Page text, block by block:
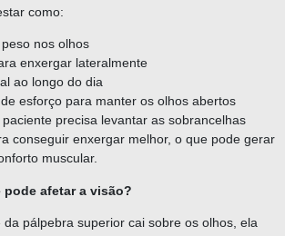
como:
nos olhos
enxergar lateralmente
ao longo do dia
esforço para manter os olhos abertos
precisa levantar as sobrancelhas
conseguir enxergar melhor, o que pode gerar
muscular.
pode afetar a visão?
pálpebra superior cai sobre os olhos, ela